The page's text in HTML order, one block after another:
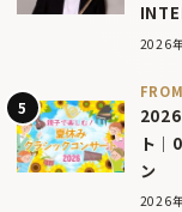
2026
ト｜
ン
2026